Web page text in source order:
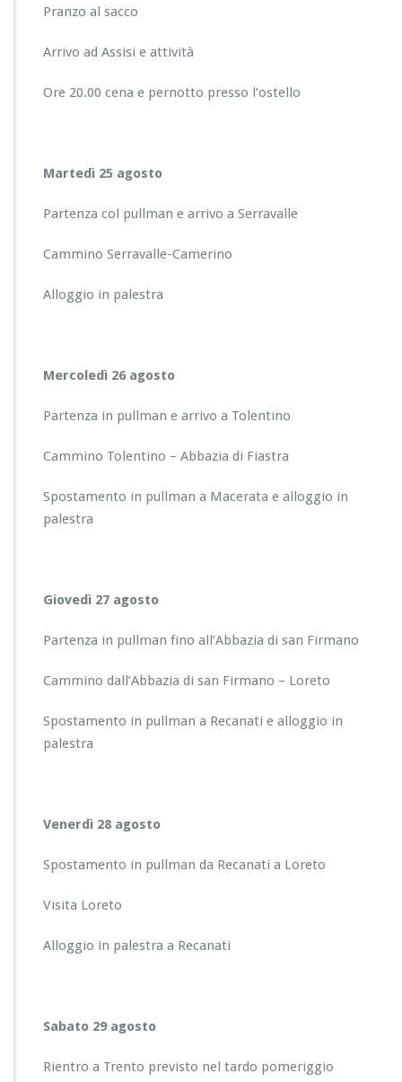
Pranzo al sacco
Arrivo ad Assisi e attività
Ore 20.00 cena e pernotto presso l’ostello
Martedì 25 agosto
Partenza col pullman e arrivo a Serravalle
Cammino Serravalle-Camerino
Alloggio in palestra
Mercoledì 26 agosto
Partenza in pullman e arrivo a Tolentino
Cammino Tolentino – Abbazia di Fiastra
Spostamento in pullman a Macerata e alloggio in
palestra
Giovedì 27 agosto
Partenza in pullman fino all’Abbazia di san Firmano
Cammino dall’Abbazia di san Firmano – Loreto
Spostamento in pullman a Recanati e alloggio in
palestra
Venerdì 28 agosto
Spostamento in pullman da Recanati a Loreto
Visita Loreto
Alloggio in palestra a Recanati
Sabato 29 agosto
Rientro a Trento previsto nel tardo pomeriggio